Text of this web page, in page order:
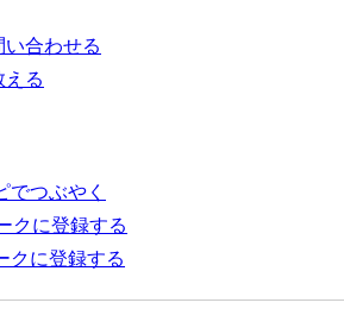
い合わせる
える
でつぶやく
クに登録する
クに登録する